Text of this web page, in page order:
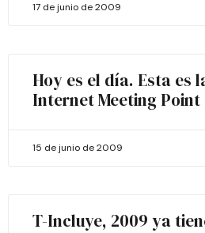
17 de junio de 2009
Hoy es el día. Esta es
Internet Meeting Point
15 de junio de 2009
T-Incluye, 2009 ya